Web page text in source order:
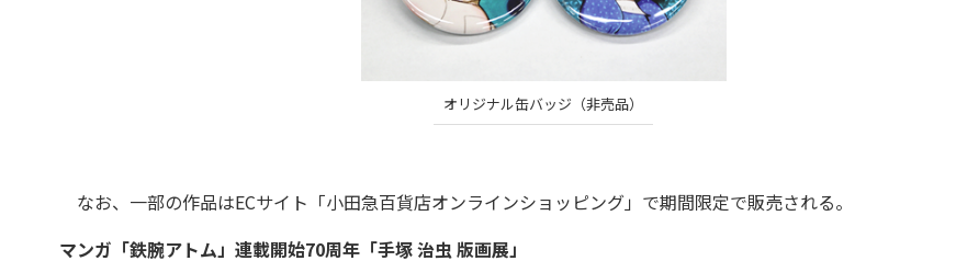
オリジナル缶バッジ（非売品）
なお、一部の作品はECサイト「小田急百貨店オンラインショッピング」で期間限定で販売される。
マンガ「鉄腕アトム」連載開始70周年「手塚 治虫 版画展」